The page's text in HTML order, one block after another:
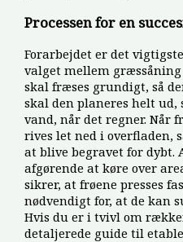
Processen for en
Forarbejdet er det
valget mellem
skal fræses grundigt, så
skal den planeres helt ud,
vand, når det regner. Når
rives let ned i overfladen,
at blive begravet for dybt.
afgørende at køre over
sikrer, at frøene presses
nødvendigt for, at de kan
Hvis du er i tvivl om
detaljerede guide til